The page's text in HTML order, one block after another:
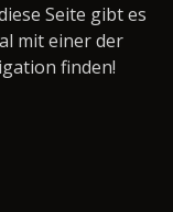
Seite gibt es
mit einer der
finden!